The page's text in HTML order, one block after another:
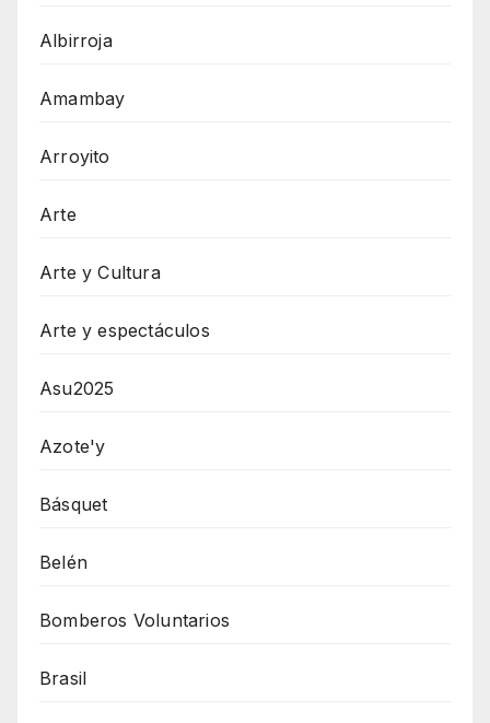
Albirroja
Amambay
Arroyito
Arte
Arte y Cultura
Arte y espectáculos
Asu2025
Azote'y
Básquet
Belén
Bomberos Voluntarios
Brasil